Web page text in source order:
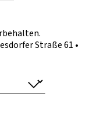
Straße 61 •